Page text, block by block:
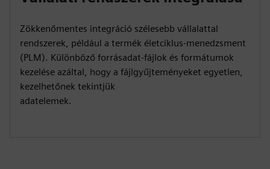
Zökkenőmentes integráció szélesebb vállalattal
rendszerek, például a termék életciklus-menedzsment
(PLM). Különböző forrásadat-fájlok és formátumok
kezelése azáltal, hogy a fájlgyűjteményeket egyetlen,
kezelhetőnek tekintjük
adatelemek.